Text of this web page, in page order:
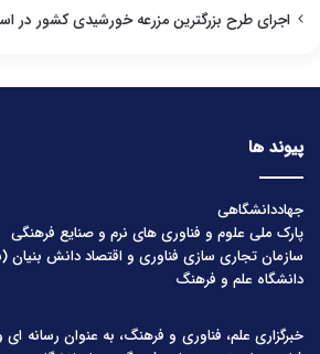
اجرای طرح بزرگترین مزرعه خورشیدی کشور در
پیوند ها
جهاددانشگاهی
پارک ملی علوم و فناوری های نرم و صنایع فرهنگی
سازمان تجاری سازی فناوری و اقتصاد دانش بنیان
دانشگاه علم و فرهنگ
خبرگزاری علم، فناوری و فرهنگ، به عنوان رسانه